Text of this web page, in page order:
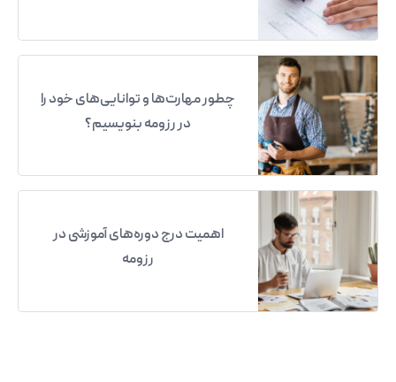
چطور مهارت‌ها و توانایی‌های خود را
در رزومه بنویسیم؟
اهمیت درج دوره‌های آموزشی در
رزومه